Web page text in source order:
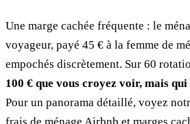
Une marge cachée fréquente : le
voyageur, payé 45 € à la femme de
empochés discrètement. Sur 60
100 € que vous croyez voir, mais
Pour un panorama détaillé, voyez